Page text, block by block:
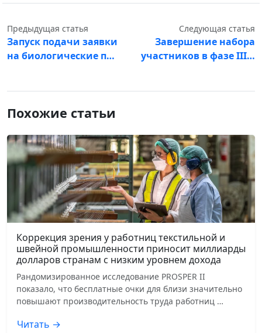
Предыдущая статья
Запуск подачи заявки
на биологические п…
Следующая статья
Завершение набора
участников в фазе III…
Похожие статьи
Коррекция зрения у работниц текстильной и
швейной промышленности приносит миллиарды
долларов странам с низким уровнем дохода
Рандомизированное исследование PROSPER II
показало, что бесплатные очки для близи значительно
повышают производительность труда работниц …
Читать →